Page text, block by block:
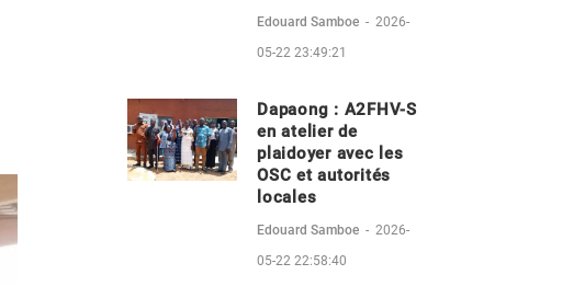
Edouard Samboe - 2026-
05-22 23:49:21
Dapaong : A2FHV-S
en atelier de
plaidoyer avec les
OSC et autorités
locales
Edouard Samboe - 2026-
05-22 22:58:40